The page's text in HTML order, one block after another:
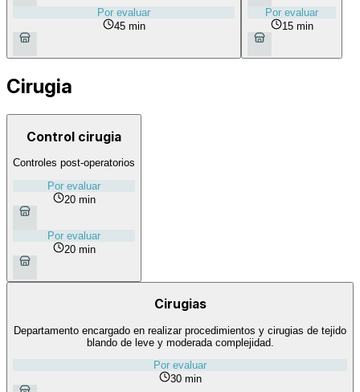
Por evaluar
45 min
Por evaluar
15 min
Cirugia
Control cirugia
Controles post-operatorios
Por evaluar
20 min
Por evaluar
20 min
Cirugias
Departamento encargado en realizar procedimientos y cirugias de tejido
blando de leve y moderada complejidad.
Por evaluar
30 min